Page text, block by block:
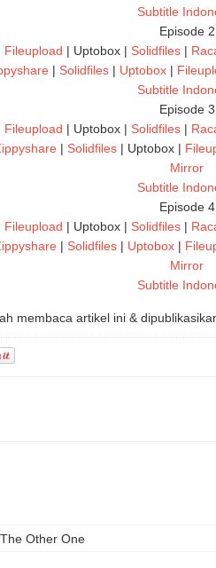
Subtitle
Episode 2
Fileupload | Uptobox | Solidfiles|
| Solidfiles| Uptobox|
Subtitle
Episode 3
Fileupload | Uptobox | Solidfiles|
| Solidfiles | Uptobox |
Mirror
Subtitle
Episode 4
Fileupload | Uptobox | Solidfiles|
| Solidfiles | Uptobox |
Mirror
Subtitle
membaca artikel ini &
Other One